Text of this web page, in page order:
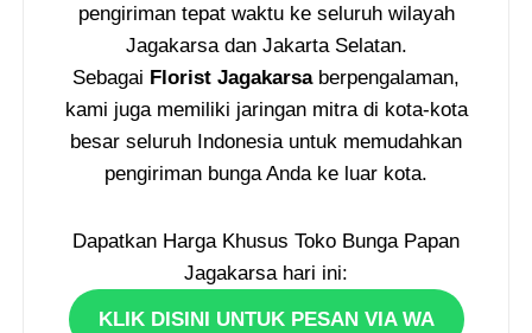
pengiriman tepat waktu ke seluruh wilayah
Jagakarsa dan Jakarta Selatan.
Sebagai Florist Jagakarsaberpengalaman,
kami juga memiliki jaringan mitra di kota-kota
besar seluruh Indonesia untuk memudahkan
pengiriman bunga Anda ke luar kota.
Dapatkan Harga Khusus Toko Bunga Papan
Jagakarsa hari ini:
KLIK DISINI UNTUK PESAN VIA WA